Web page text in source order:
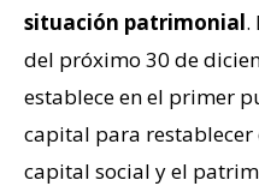
situación patrimonial.
del próximo 30 de
establece en el primer
capital para
capital social y el